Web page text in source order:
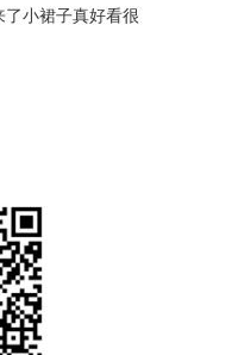
小裙子真好看很